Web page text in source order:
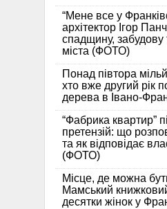
“Мене все у
архітектор Ігор
спадщину, забудову
міста (ФОТО)
Понад півтора
хто вже другий рік
дерева в Івано-
“Фабрика квартир”
претензій: що
та як відповідає
(ФОТО)
Місце, де можна
Мамський
десятки жінок у